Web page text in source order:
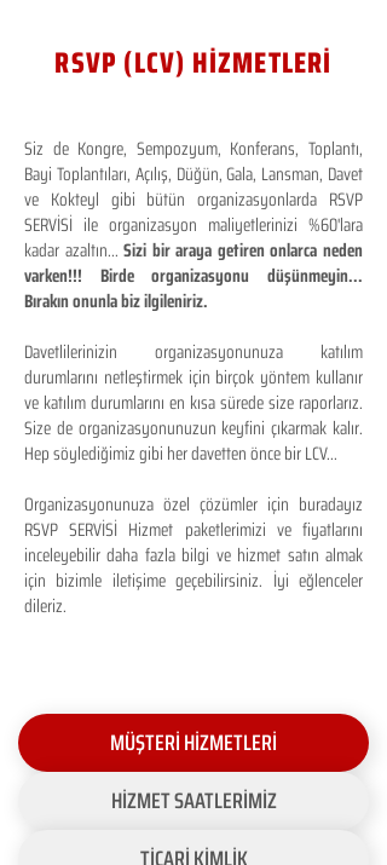
RSVP (LCV) HİZMETLERİ
Siz de Kongre, Sempozyum, Konferans, Toplantı,
Bayi Toplantıları, Açılış, Düğün, Gala, Lansman, Davet
ve Kokteyl gibi bütün organizasyonlarda RSVP
SERVİSİ ile organizasyon maliyetlerinizi %60'lara
kadar azaltın...Sizi bir araya getiren onlarca neden
varken!!! Birde organizasyonu düşünmeyin...
Bırakın onunla biz ilgileniriz.
Davetlilerinizin organizasyonunuza katılım
durumlarını netleştirmek için birçok yöntem kullanır
ve katılım durumlarını en kısa sürede size raporlarız.
Size de organizasyonunuzun keyfini çıkarmak kalır.
Hep söylediğimiz gibi her davetten önce bir LCV...
Organizasyonunuza özel çözümler için buradayız
RSVP SERVİSİ Hizmet paketlerimizi ve fiyatlarını
inceleyebilir daha fazla bilgi ve hizmet satın almak
için bizimle iletişime geçebilirsiniz. İyi eğlenceler
dileriz.
MÜŞTERİ HİZMETLERİ
HİZMET SAATLERİMİZ